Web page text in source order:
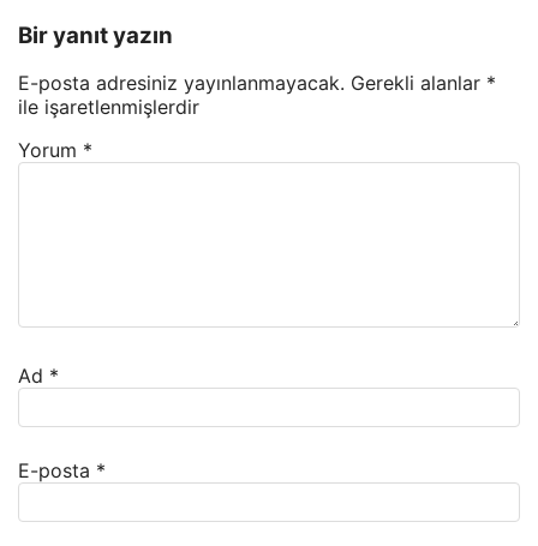
Bir yanıt yazın
E-posta adresiniz yayınlanmayacak. Gerekli alanlar *
ile işaretlenmişlerdir
Yorum *
Ad *
E-posta *